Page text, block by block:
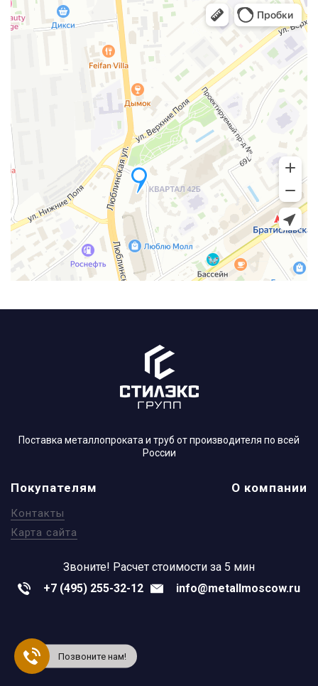
Поставка металлопроката и труб от производителя по всей
России
Покупателям
Контакты
Карта сайта
О компании
Звоните! Расчет стоимости за 5 мин
+7 (495) 255-32-12
info@metallmoscow.ru
Позвоните нам!